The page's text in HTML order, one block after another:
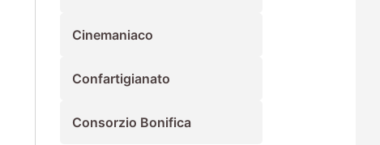
Cinemaniaco
Confartigianato
Consorzio Bonifica